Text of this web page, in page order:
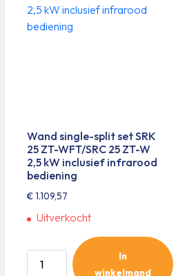
25
ZT-
aantal
Wand single-split set SRK
25 ZT-WFT/SRC 25 ZT-W
2,5 kW inclusief infrarood
bediening
€1.109,57
Uitverkocht
Wand
In
winkelmand